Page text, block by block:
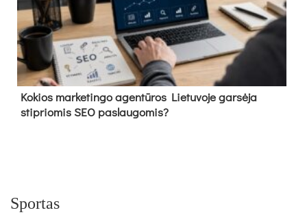
Kokios marketingo agentūros Lietuvoje garsėja
stipriomis SEO paslaugomis?
Sportas